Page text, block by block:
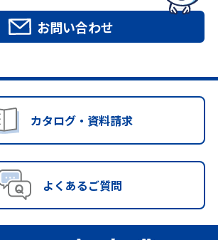
お問い合わせ
カタログ・資料請求
よくあるご質問